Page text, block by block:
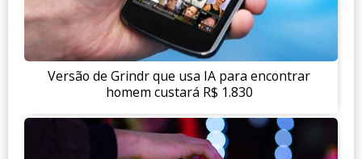
Versão de Grindr que usa IA para encontrar
homem custará R$ 1.830